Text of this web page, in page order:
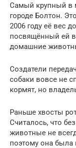
Самый крупный в
городе Болтон.
2006 году её вес
посвящённый ей
домашние
Создатели
собаки вовсе не
кормят, но
Раньше хвосты
Считалось, что
животные не
поэтому она была